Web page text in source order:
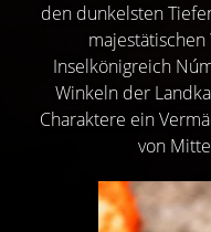
den dunkelsten
Inselkönigreich
Winkeln der
Charaktere ein
von